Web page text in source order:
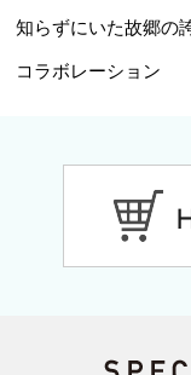
知らずにいた故郷の
コラボレーション